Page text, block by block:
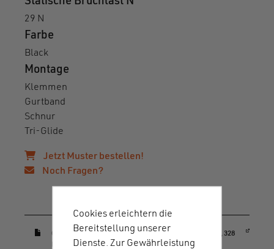
29 N
Farbe
Black
Montage
Klemmen
Gurtband
Schnur
Tri-Glide
Jetzt Muster bestellen!
Noch Fragen?
01227_HOOK_20_rope_adjuster_datasheet.pdf (PDF, 328
(öffnet in einem neuen Fenster)
Cookies erleichtern die
Bereitstellung unserer
Dienste. Zur Gewährleistung